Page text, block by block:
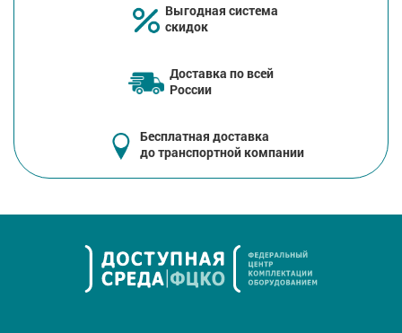
Выгодная система
скидок
Доставка по всей
России
Бесплатная доставка
до транспортной компании